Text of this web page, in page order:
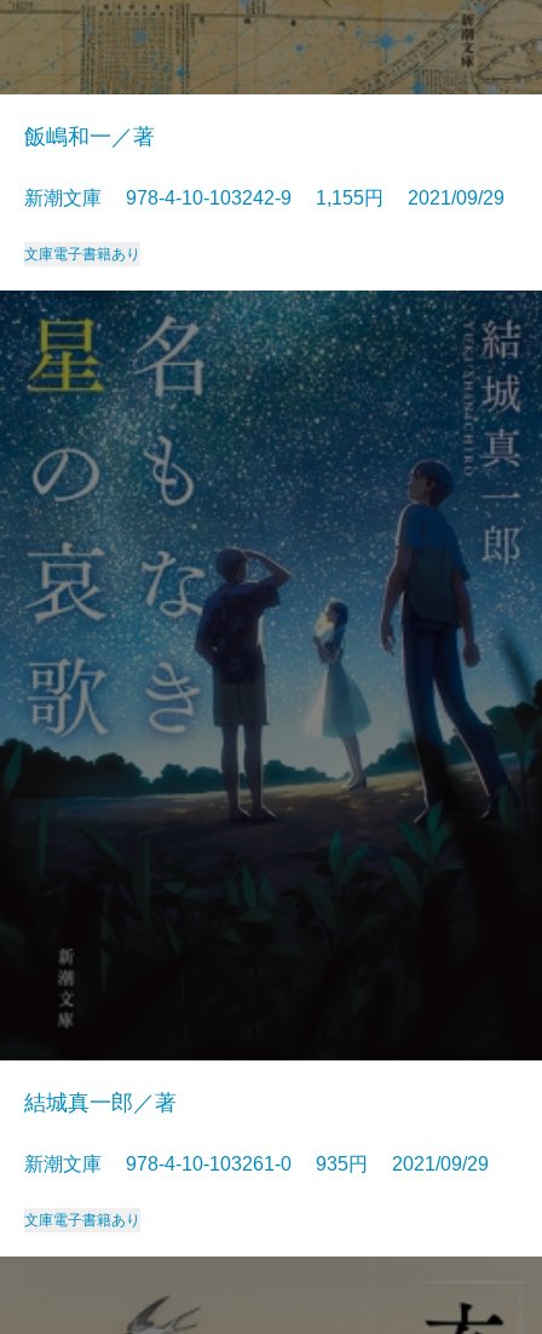
飯嶋和一／著
新潮文庫 978-4-10-103242-9 1,155円 2021/09/29
文庫電子書籍あり
結城真一郎／著
新潮文庫 978-4-10-103261-0 935円 2021/09/29
文庫電子書籍あり